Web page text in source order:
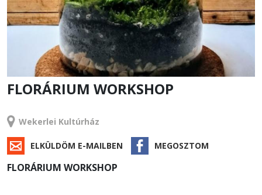
FLORÁRIUM WORKSHOP
Wekerlei Kultúrház
ELKÜLDÖM E-MAILBEN MEGOSZTOM
FLORÁRIUM WORKSHOP